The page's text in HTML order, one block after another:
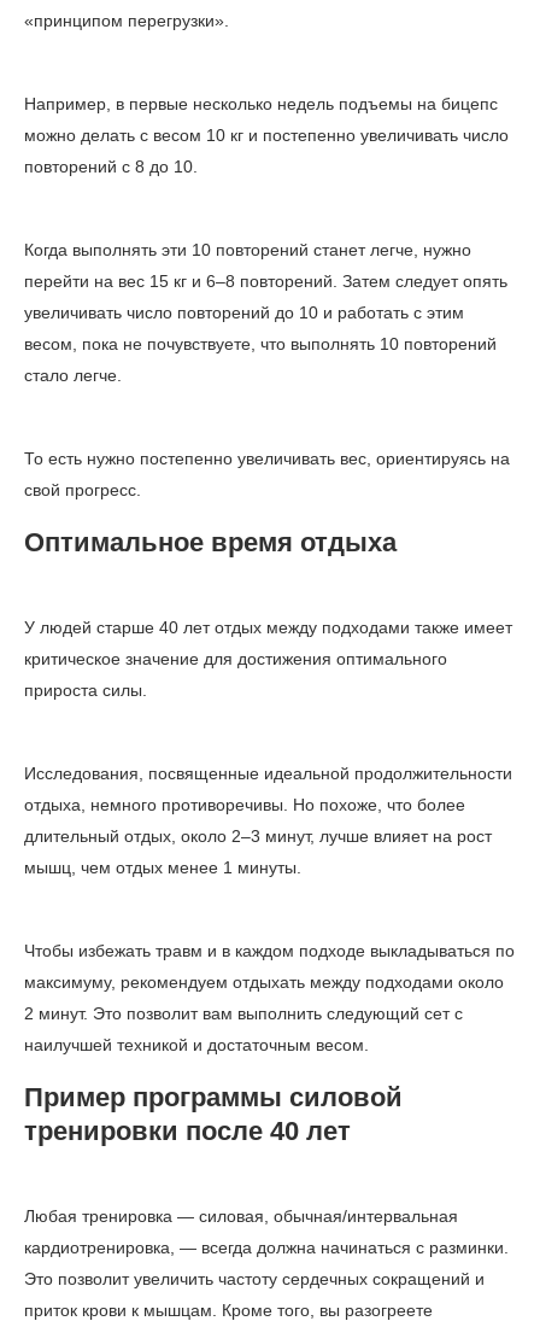
«принципом перегрузки».
Например, в первые несколько недель подъемы на бицепс
можно делать с весом 10 кг и постепенно увеличивать число
повторений с 8 до 10.
Когда выполнять эти 10 повторений станет легче, нужно
перейти на вес 15 кг и 6­–8 повторений. Затем следует опять
увеличивать число повторений до 10 и работать с этим
весом, пока не почувствуете, что выполнять 10 повторений
стало легче.
То есть нужно постепенно увеличивать вес, ориентируясь на
свой прогресс.
Оптимальное время отдыха
У людей старше 40 лет отдых между подходами также имеет
критическое значение для достижения оптимального
прироста силы.
Исследования, посвященные идеальной продолжительности
отдыха, немного противоречивы. Но похоже, что более
длительный отдых, около 2–3 минут, лучше влияет на рост
мышц, чем отдых менее 1 минуты.
Чтобы избежать травм и в каждом подходе выкладываться по
максимуму, рекомендуем отдыхать между подходами около
2 минут. Это позволит вам выполнить следующий сет с
наилучшей техникой и достаточным весом.
Пример программы силовой
тренировки после 40 лет
Любая тренировка — силовая, обычная/интервальная
кардиотренировка, — всегда должна начинаться с разминки.
Это позволит увеличить частоту сердечных сокращений и
приток крови к мышцам. Кроме того, вы разогреете